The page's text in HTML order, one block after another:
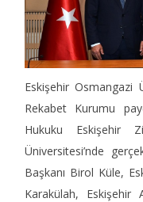
Eskişehir Osmangazi
Rekabet Kurumu
Hukuku Eskişehir
Üniversitesi’nde
Başkanı Birol Küle,
Karakülah, Eskişehir